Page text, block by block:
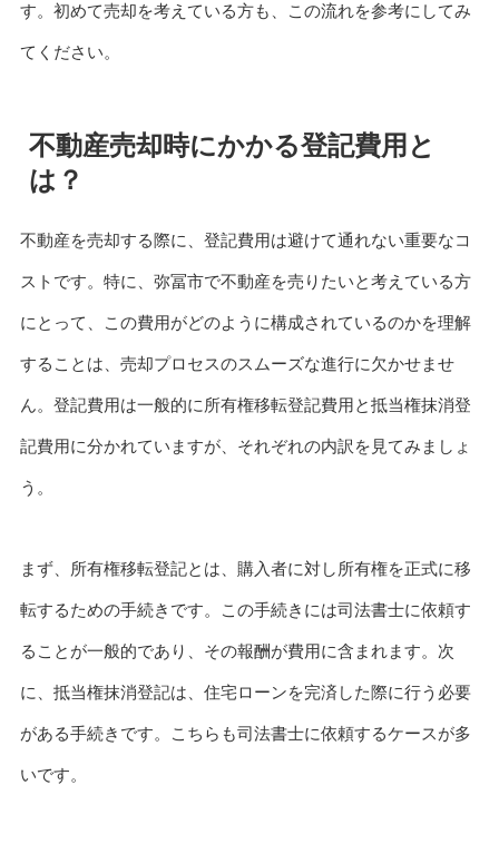
す。初めて売却を考えている方も、この流れを参考にしてみ
てください。
不動産売却時にかかる登記費用と
は？
不動産を売却する際に、登記費用は避けて通れない重要なコ
ストです。特に、弥冨市で不動産を売りたいと考えている方
にとって、この費用がどのように構成されているのかを理解
することは、売却プロセスのスムーズな進行に欠かせませ
ん。登記費用は一般的に所有権移転登記費用と抵当権抹消登
記費用に分かれていますが、それぞれの内訳を見てみましょ
う。
まず、所有権移転登記とは、購入者に対し所有権を正式に移
転するための手続きです。この手続きには司法書士に依頼す
ることが一般的であり、その報酬が費用に含まれます。次
に、抵当権抹消登記は、住宅ローンを完済した際に行う必要
がある手続きです。こちらも司法書士に依頼するケースが多
いです。